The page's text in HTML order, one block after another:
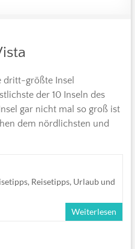
dritt-größte Insel
der 10 Inseln des
gar nicht mal so groß ist
dem nördlichsten und
, Reisetipps, Urlaub und
Weiterlesen